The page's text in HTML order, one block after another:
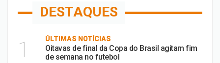
DESTAQUES
1 ÚLTIMAS NOTÍCIAS
Oitavas de final da Copa do Brasil agitam fim
de semana no futebol